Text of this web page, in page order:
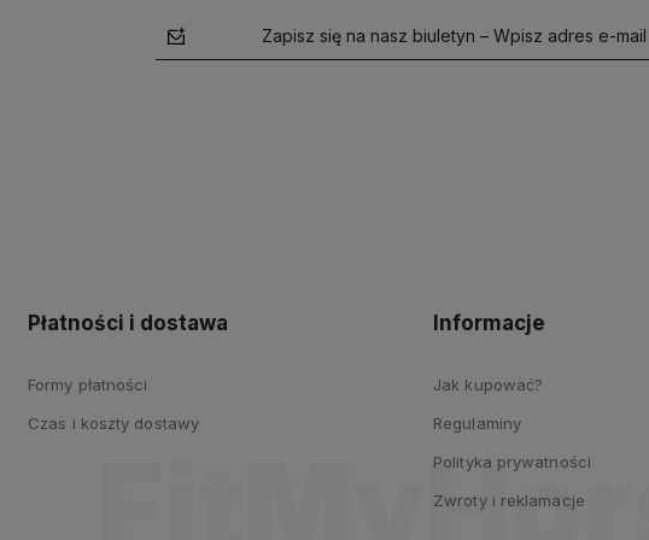
Zapisz się na nasz biuletyn – Wpisz adres e-mail
Płatności i dostawa
Formy płatności
Czas i koszty dostawy
Informacje
Jak kupować?
Regulaminy
Polityka prywatności
Zwroty i reklamacje